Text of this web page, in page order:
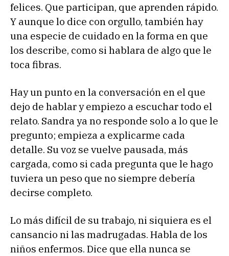
felices. Que participan, que aprenden rápido.
Y aunque lo dice con orgullo, también hay
una especie de cuidado en la forma en que
los describe, como si hablara de algo que le
toca fibras.
Hay un punto en la conversación en el que
dejo de hablar y empiezo a escuchar todo el
relato. Sandra ya no responde solo a lo que le
pregunto; empieza a explicarme cada
detalle. Su voz se vuelve pausada, más
cargada, como si cada pregunta que le hago
tuviera un peso que no siempre debería
decirse completo.
Lo más difícil de su trabajo, ni siquiera es el
cansancio ni las madrugadas. Habla de los
niños enfermos. Dice que ella nunca se